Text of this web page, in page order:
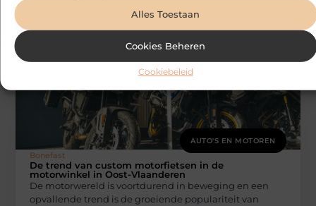
Alles Toestaan
Cookies Beheren
Cookiebeleid
AUTO'S EN MOTOREN
Bonefast
De trend van custom motorfietsen in de
motorwinkel in Oost-Vlaanderen
De motorwereld is voortdurend in beweging en een
opvallende trend is de groeiende populariteit van